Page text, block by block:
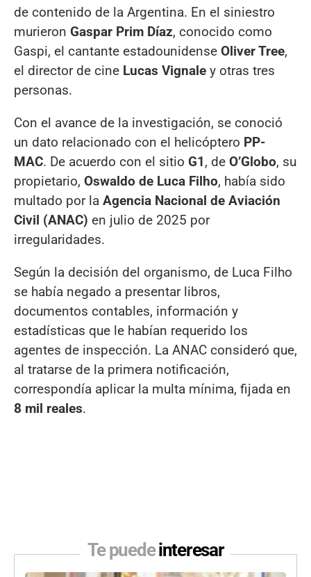
de contenido de la Argentina. En el siniestro
murieron Gaspar Prim Díaz, conocido como
Gaspi, el cantante estadounidense Oliver Tree,
el director de cine Lucas Vignale y otras tres
personas.
Con el avance de la investigación, se conoció
un dato relacionado con el helicóptero PP-
MAC. De acuerdo con el sitio G1, de O’Globo, su
propietario, Oswaldo de Luca Filho, había sido
multado por la Agencia Nacional de Aviación
Civil (ANAC) en julio de 2025 por
irregularidades.
Según la decisión del organismo, de Luca Filho
se había negado a presentar libros,
documentos contables, información y
estadísticas que le habían requerido los
agentes de inspección. La ANAC consideró que,
al tratarse de la primera notificación,
correspondía aplicar la multa mínima, fijada en
8 mil reales.
Te puedeinteresar